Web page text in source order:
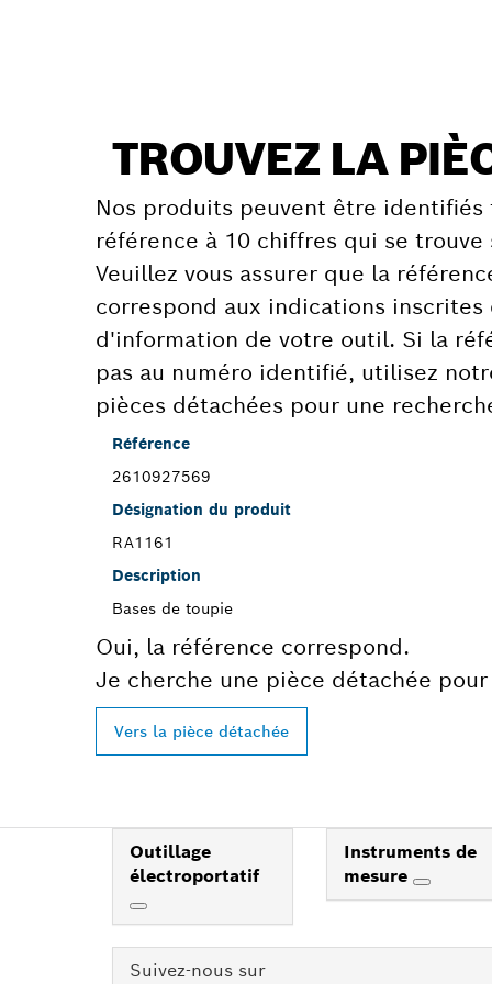
TROUVEZ LA
Nos produits peuvent être identifiés
référence à 10 chiffres qui se
Veuillez vous assurer que la
correspond aux indications inscrites
d'information de votre outil. Si la
pas au numéro identifié, utilisez
pièces détachées pour une
Référence
2610927569
Désignation du produit
RA1161
Description
Bases de toupie
Oui, la référence correspond.
Je cherche une pièce détachée
Vers la pièce détachée
Outillage
électroportatif
Instruments de
mesure
Suivez-nous sur